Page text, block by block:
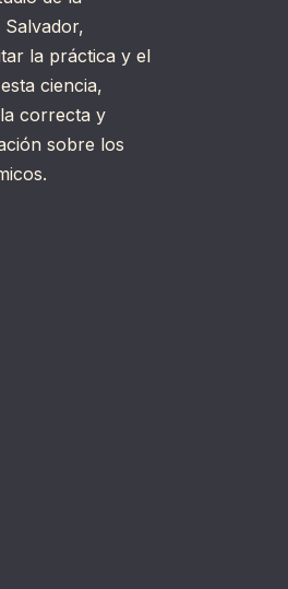
la práctica y el
ciencia,
correcta y
sobre los